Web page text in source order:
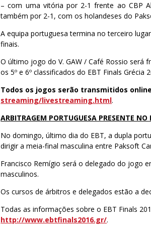
– com uma vitória por 2-1 frente ao CBP
também por 2-1, com os holandeses do
A equipa portuguesa termina no terceiro
finais.
O último jogo do V. GAW / Café Rossio será
os 5º e 6º classificados do EBT Finals
Todos os jogos serão transmitidos
streaming/livestreaming.html.
ARBITRAGEM PORTUGUESA PRESENTE NO
No domingo, último dia do EBT, a dupla
dirigir a meia-final masculina entre Paksoft
Francisco Remígio será o delegado do jogo
masculinos.
Os cursos de árbitros e delegados estão a
Todas as informações sobre o EBT Finals
http://www.ebtfinals2016.gr/.